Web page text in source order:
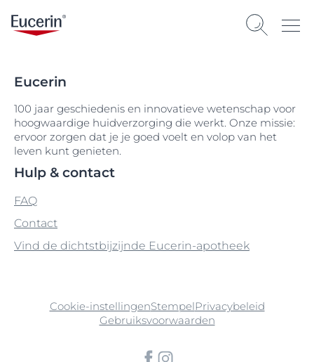
Eucerin
100 jaar geschiedenis en innovatieve wetenschap voor
hoogwaardige huidverzorging die werkt. Onze missie:
ervoor zorgen dat je je goed voelt en volop van het
leven kunt genieten.
Hulp & contact
FAQ
Contact
Vind de dichtstbijzijnde Eucerin-apotheek
Cookie-instellingenStempelPrivacybeleid
Gebruiksvoorwaarden